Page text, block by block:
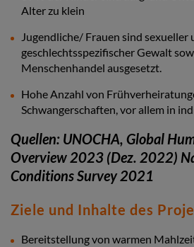
Alter zu klein
Jugendliche/ Frauen sind sexueller
geschlechtsspezifischer Gewalt
Menschenhandel ausgesetzt.
Hohe Anzahl von
Schwangerschaften, vor allem in
Quellen: UNOCHA, Global
Overview 2023 (Dez. 2022)
Conditions Survey 2021
Ziele und Inhalte des
Bereitstellung von warmen